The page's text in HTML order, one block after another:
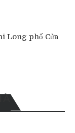
Long phố Cửa